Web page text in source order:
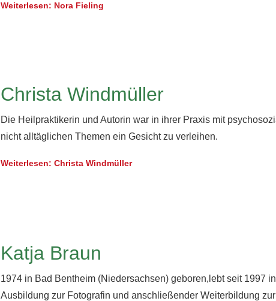
Weiterlesen: Nora Fieling
Christa Windmüller
Die Heilpraktikerin und Autorin war in ihrer Praxis mit
nicht alltäglichen Themen ein Gesicht zu verleihen.
Weiterlesen: Christa Windmüller
Katja Braun
1974 in Bad Bentheim (Niedersachsen) geboren,lebt seit 1997
Ausbildung zur Fotografin und anschließender Weiterbildung